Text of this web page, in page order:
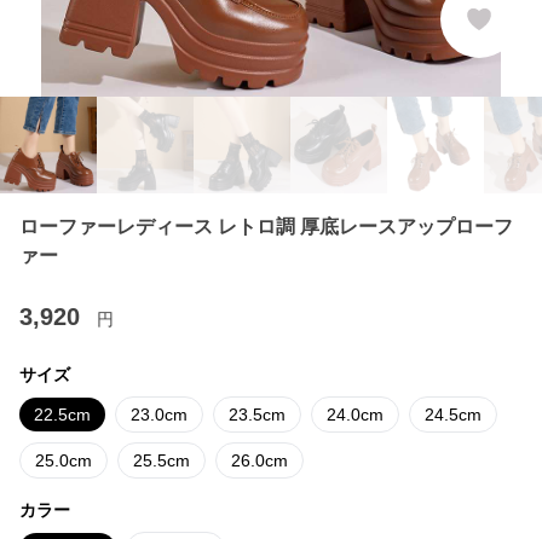
ローファーレディース レトロ調 厚底レースアップローフ
ァー
3,920 円
サイズ
22.5cm 23.0cm 23.5cm 24.0cm 24.5cm
25.0cm 25.5cm 26.0cm
カラー